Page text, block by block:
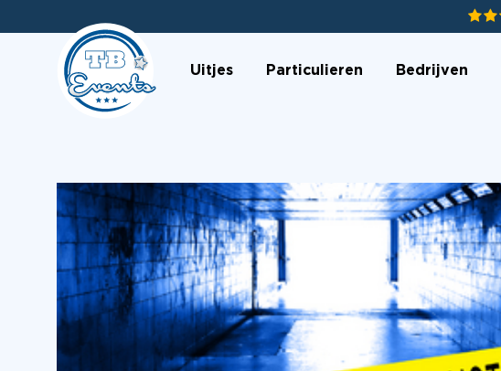
Uitjes Particulieren Bedrijven